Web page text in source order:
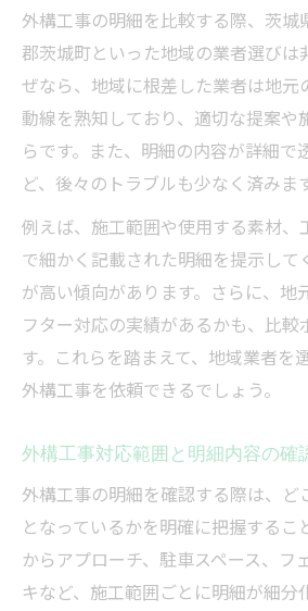
外構工事の明細を比較する際、茨城
郡茨城町といった地域の業者選びは
ぜなら、地域に根差した業者は地元
動線を熟知しており、適切な提案や
らです。また、明細の内容が詳細で
ど、後々のトラブルも少なく済みま
例えば、施工範囲や使用する素材、
で細かく記載された明細を提示して
が高い傾向があります。さらに、地
フター対応の実績があるかも、比較
す。これらを踏まえて、地域業者を
外構工事を依頼できるでしょう。
外構工事対応範囲と明細内容の確
外構工事の明細を確認する際は、ど
となっているかを明確に把握するこ
からアプローチ、駐車スペース、フ
キなど、施工範囲ごとに明細が細分